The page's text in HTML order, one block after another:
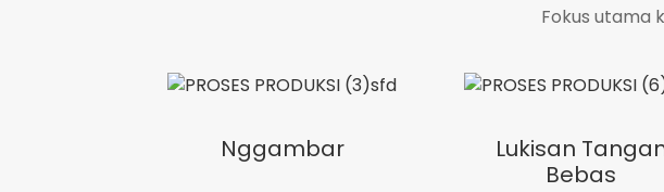
Fokus utama
Nggambar
Lukisan
Bebas